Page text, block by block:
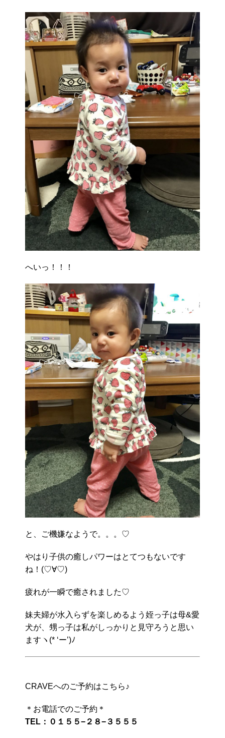
へいっ！！！
と、ご機嫌なようで。。。♡
やはり子供の癒しパワーはとてつもないです
ね！(♡∀♡)
疲れが一瞬で癒されました♡
妹夫婦が水入らずを楽しめるよう姪っ子は母&愛
犬が、甥っ子は私がしっかりと見守ろうと思い
ますヽ(* ‘ー’)ﾉ
CRAVEへのご予約はこちら♪
＊お電話でのご予約＊
TEL：０１５５−２８−３５５５